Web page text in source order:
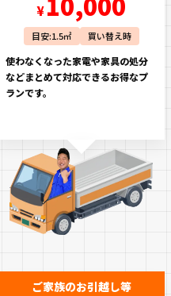
¥
目安:1.5㎡ 買い替え時
使わなくなった家電や家具の処分
などまとめて対応できるお得なプ
ランです。
ご家族のお引越し等